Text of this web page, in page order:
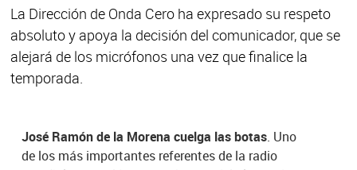
La Dirección de Onda Cero ha expresado su respeto
absoluto y apoya la decisión del comunicador, que se
alejará de los micrófonos una vez que finalice la
temporada.
José Ramón de la Morena cuelga las botas. Uno
de los más importantes referentes de la radio